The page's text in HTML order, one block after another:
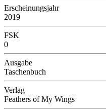
Erscheinungsjahr
2019
FSK
0
Ausgabe
Taschenbuch
Verlag
Feathers of My Wings